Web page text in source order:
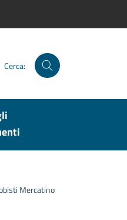
Cerca:
Mercatino